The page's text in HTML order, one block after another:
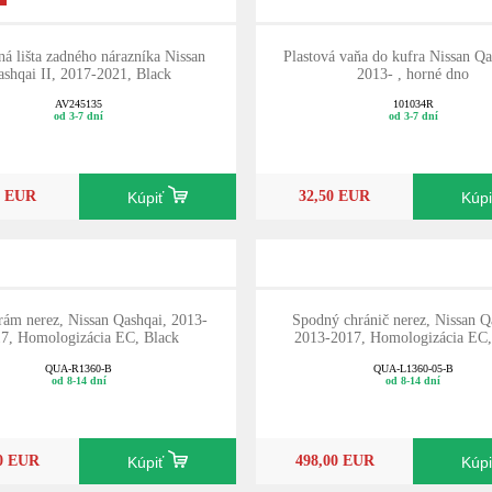
lišta zadného nárazníka Nissan
II, 2017-2021, Black
AV245135
od 3-7 dní
EUR Kúpiť
Plastová vaňa do kufra Nissan
2013- , horné dno
101034R
od 3-7 dní
32,50 EUR
nerez, Nissan Qashqai, 2013-
Homologizácia EC, Black
QUA-R1360-B
od 8-14 dní
EUR Kúpiť
Spodný chránič nerez, Nissan
2013-2017, Homologizácia
QUA-L1360-05-B
od 8-14 dní
498,00 EUR